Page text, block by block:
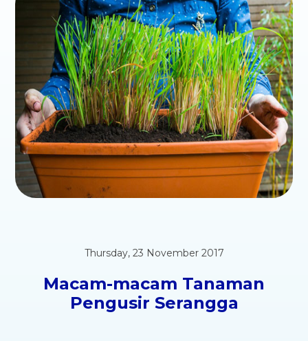
Thursday, 23 November 2017
Macam-macam Tanaman
Pengusir Serangga